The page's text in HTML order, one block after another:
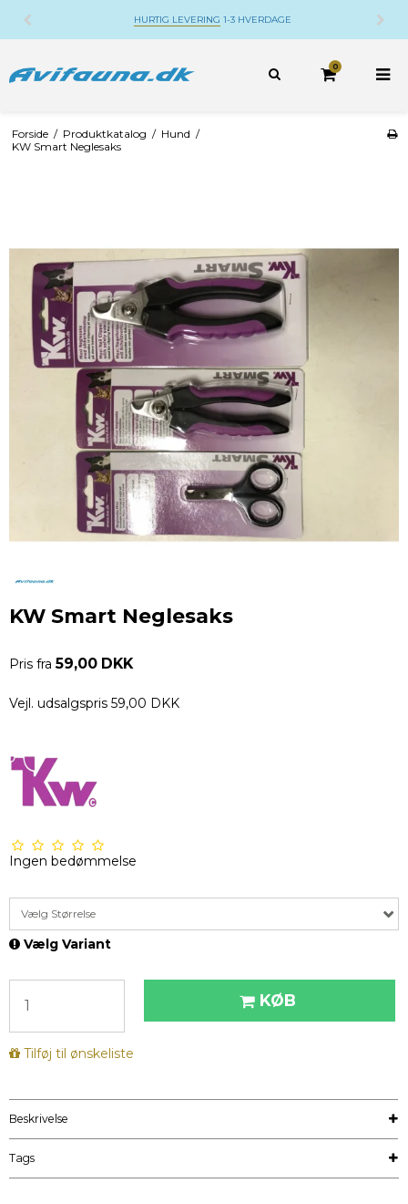
DANSK WEBSHOP BELIGGENDE PÅ DJURSLAND
0
Forside / Produktkatalog / Hund /
KW Smart Neglesaks
KW Smart Neglesaks
Pris fra 59,00 DKK
Vejl. udsalgspris 59,00 DKK
Ingen bedømmelse
Vælg Størrelse
Vælg Variant
KØB
Tilføj til ønskeliste
Beskrivelse
Tags